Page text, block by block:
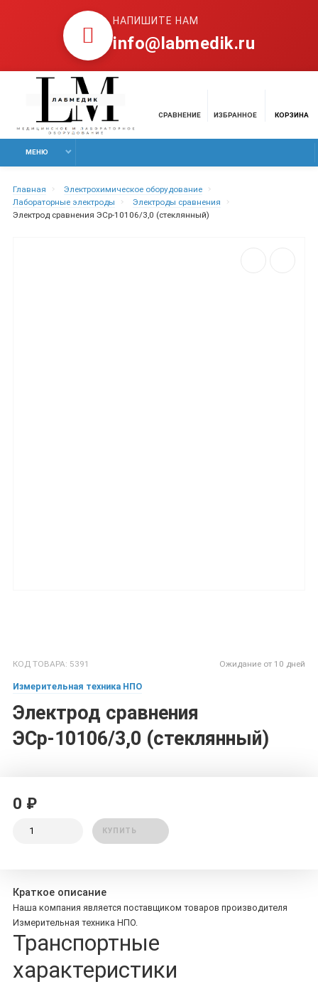
НАПИШИТЕ НАМ
info@labmedik.ru
СРАВНЕНИЕ ИЗБРАННОЕ КОРЗИНА
МЕНЮ
Главная
Электрохимическое оборудование
Лабораторные электроды
Электроды сравнения
Электрод сравнения ЭСр-10106/3,0 (стеклянный)
КОД ТОВАРА: 5391
Измерительная техника НПО
Электрод сравнения
ЭСр-10106/3,0 (стеклянный)
Ожидание от 10 дней
0 ₽
КУПИТЬ
Краткое описание
Наша компания является поставщиком товаров производителя
Измерительная техника НПО.
Транспортные
характеристики